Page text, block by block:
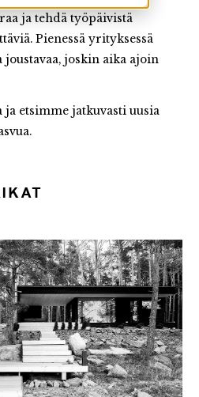
ja tehdä työpäivistä
Pienessä yrityksessä
joustavaa, joskin aika ajoin
ja etsimme jatkuvasti uusia